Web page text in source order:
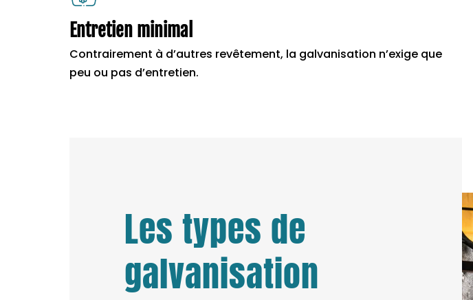
Entretien minimal
Contrairement à d’autres revêtement, la galvanisation n’exige que
peu ou pas d’entretien.
Les types de
galvanisation